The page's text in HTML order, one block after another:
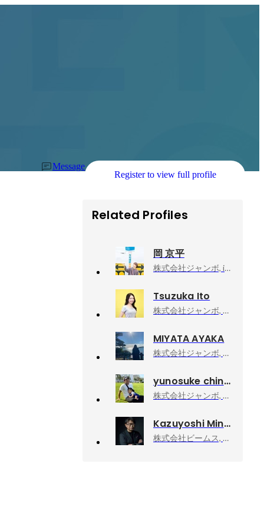
Message
Register to view full profile
Related Profiles
岡 京平
株式会社ジャンボ, iOSエンジニア
Tsuzuka Ito
株式会社ジャンボ, HR
MIYATA AYAKA
株式会社ジャンボ, エンジニア
yunosuke chinen
株式会社ジャンボ, グローバル事業部／セールスリーダー
Kazuyoshi Minamimagoe
株式会社ビームス, ディレクターズルーム エグゼクティブディレクター